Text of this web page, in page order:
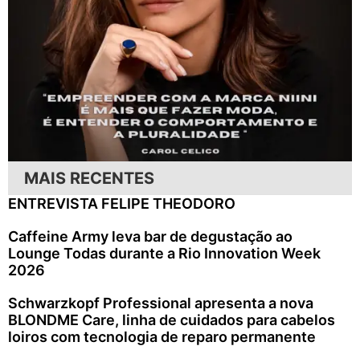
MAIS RECENTES
ENTREVISTA FELIPE THEODORO
Caffeine Army leva bar de degustação ao
Lounge Todas durante a Rio Innovation Week
2026
Schwarzkopf Professional apresenta a nova
BLONDME Care, linha de cuidados para cabelos
loiros com tecnologia de reparo permanente